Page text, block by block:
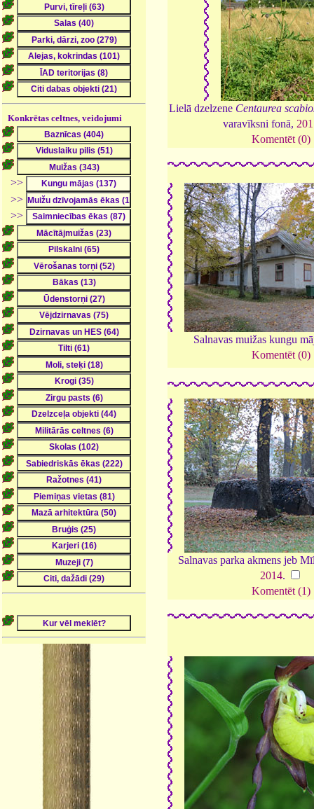
Konkrētas celtnes, veidojumi
>>
>>
>>
Lielā dzelzene Centaurea
varavīksni fonā,
Komentēt (0)
Salnavas muižas kungu
Komentēt (0)
Salnavas parka akmens jeb
2014.
Komentēt (1)